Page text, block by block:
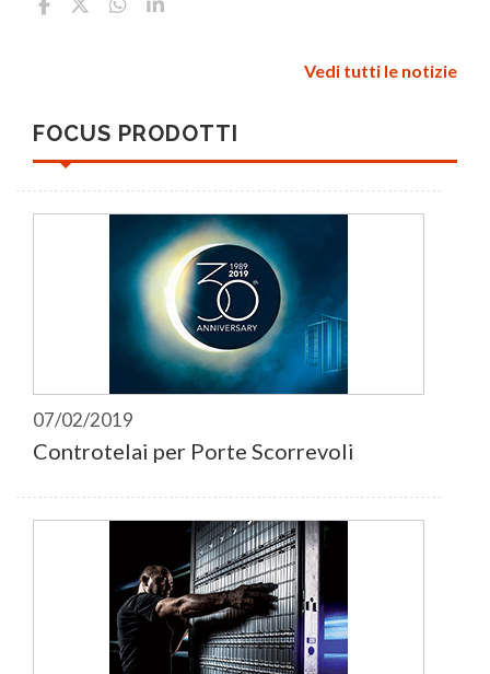
Vedi tutti le notizie
FOCUS PRODOTTI
07/02/2019
Controtelai per Porte Scorrevoli